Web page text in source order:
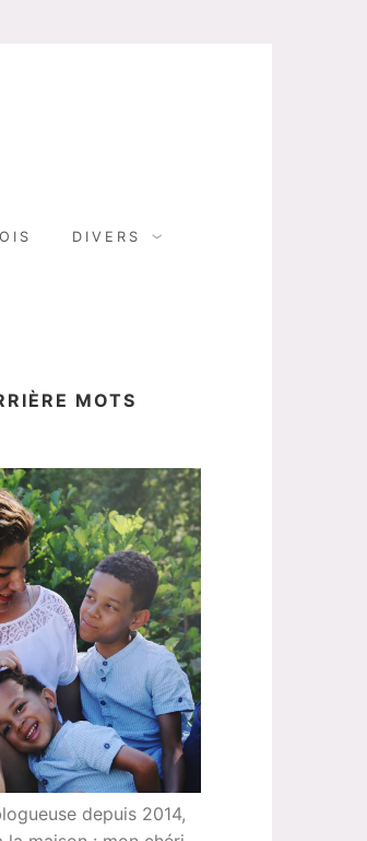
DIVERS
MOTS
depuis 2014,